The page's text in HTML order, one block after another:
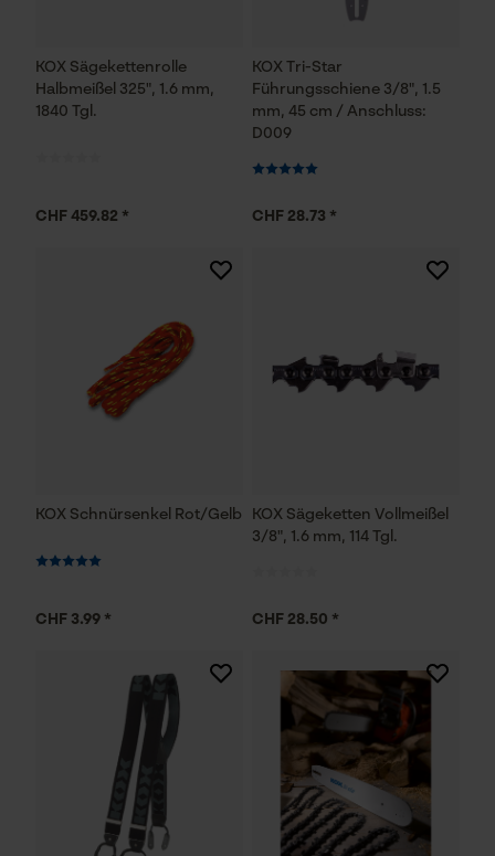
KOX Sägekettenrolle
Halbmeißel 325", 1.6 mm,
1840 Tgl.
CHF 459.82 *
KOX Tri-Star
Führungsschiene 3/8", 1.5
mm, 45 cm / Anschluss:
D009
CHF 28.73 *
KOX Schnürsenkel Rot/Gelb
CHF 3.99 *
KOX Sägeketten Vollmeißel
3/8", 1.6 mm, 114 Tgl.
CHF 28.50 *